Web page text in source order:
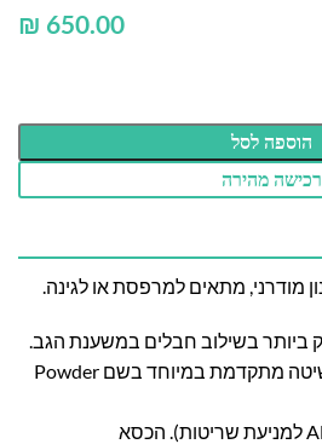
₪
הוספה לסל
רכישה מהירה
מודרני, מתאים למרפסת או לגינה.
ביותר בשילוב חבלים במשענת הגב.
האלמוניום צבוע בתנור בשיטה מתקדמת במיוחד בשם Powder
(כולל שכבת ANTISCRACH למניעת שריטות). הכסא